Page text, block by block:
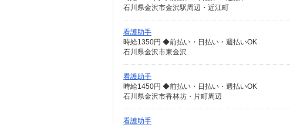
石川県金沢市金沢駅周辺・近江町
看護助手
時給1350円 ◆前払い・日払い・週払いOK
石川県金沢市東金沢
看護助手
時給1450円 ◆前払い・日払い・週払いOK
石川県金沢市香林坊・片町周辺
看護助手